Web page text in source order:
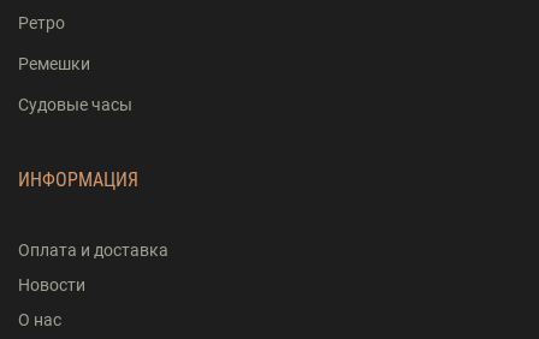
Ретро
Ремешки
Судовые часы
ИНФОРМАЦИЯ
Оплата и доставка
Новости
О нас